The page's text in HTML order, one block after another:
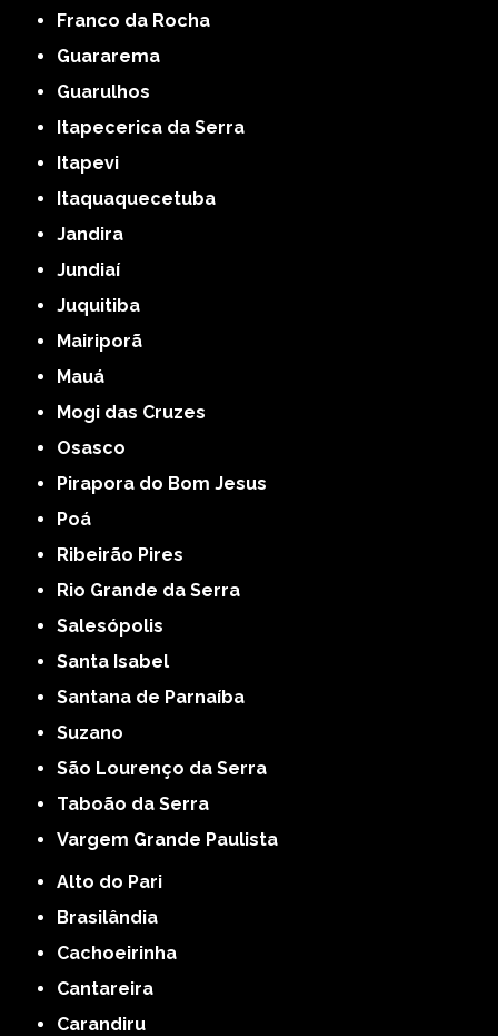
Franco da Rocha
Guararema
Guarulhos
Itapecerica da Serra
Itapevi
Itaquaquecetuba
Jandira
Jundiaí
Juquitiba
Mairiporã
Mauá
Mogi das Cruzes
Osasco
Pirapora do Bom Jesus
Poá
Ribeirão Pires
Rio Grande da Serra
Salesópolis
Santa Isabel
Santana de Parnaíba
Suzano
São Lourenço da Serra
Taboão da Serra
Vargem Grande Paulista
Alto do Pari
Brasilândia
Cachoeirinha
Cantareira
Carandiru